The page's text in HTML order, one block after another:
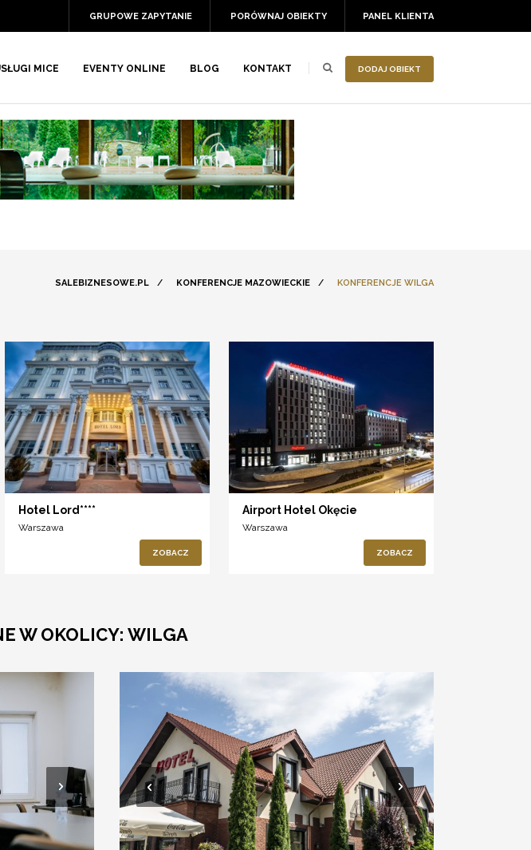
PANEL KLIENTA
PORÓWNAJ OBIEKTY
GRUPOWE ZAPYTANIE
DODAJ OBIEKT
MICE EVENTY ONLINE BLOG KONTAKT
SALEBIZNESOWE.PL / KONFERENCJE MAZOWIECKIE / KONFERENCJE WILGA
Hotel Lord****
Warszawa
ZOBACZ
Airport Hotel Okęcie
Warszawa
ZOBACZ
W OKOLICY: WILGA